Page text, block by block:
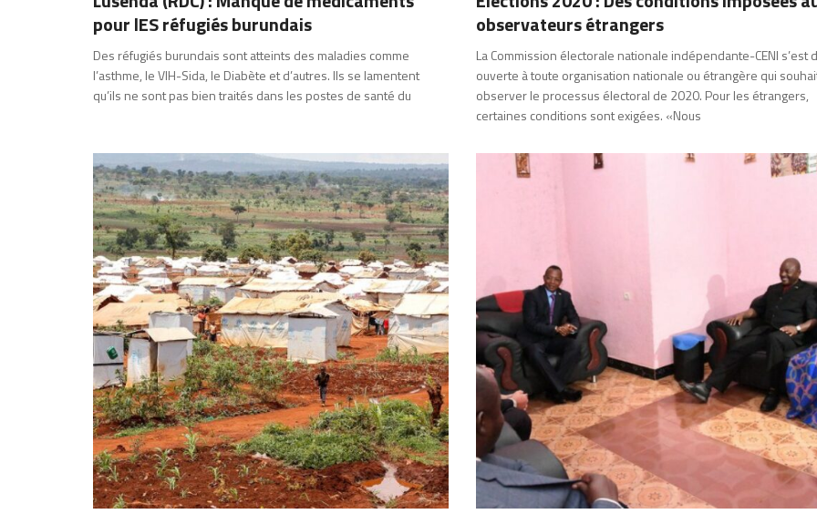
pour lES réfugiés burundais
Des réfugiés burundais sont atteints des maladies comme
l’asthme, le VIH-Sida, le Diabète et d’autres. Ils se lamentent
qu’ils ne sont pas bien traités dans les postes de santé du
observateurs étrangers
La Commission électorale nationale indépendante-CENI s’est
ouverte à toute organisation nationale ou étrangère qui
observer le processus électoral de 2020. Pour les étrangers,
certaines conditions sont exigées. «Nous